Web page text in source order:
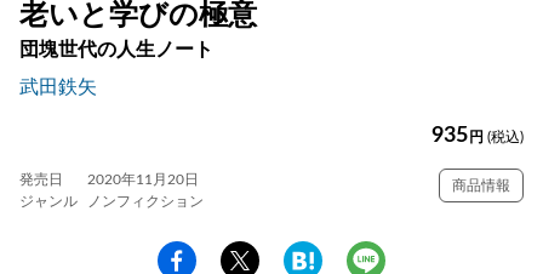
老いと学びの極意
団塊世代の人生ノート
武田鉄矢
935 円 (税込)
発売日
2020年11月20日
ジャンル
ノンフィクション
商品情報